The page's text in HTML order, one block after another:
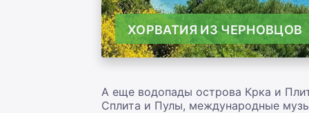
ХОРВАТИЯ ИЗ ЧЕРНОВЦОВ
А еще водопады острова Крка и
Сплита и Пулы, международные